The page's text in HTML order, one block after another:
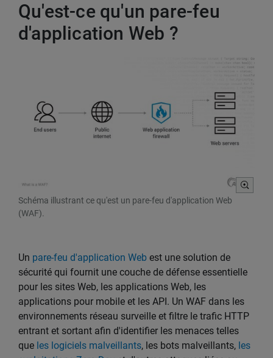
Qu'est-ce qu'un pare-feu
d'application Web ?
Schéma illustrant ce qu'est un pare-feu d'application Web
(WAF).
Un pare-feu d'application Web est une solution de
sécurité qui fournit une couche de défense essentielle
pour les sites Web, les applications Web, les
applications pour mobile et les API. Un WAF dans les
environnements réseau surveille et filtre le trafic HTTP
entrant et sortant afin d'identifier les menaces telles
que les logiciels malveillants, les bots malveillants, les